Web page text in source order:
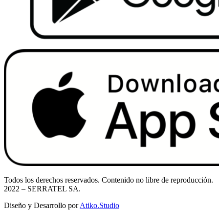
Todos los derechos reservados. Contenido no libre de reproducción.
2022 – SERRATEL SA.
Diseño y Desarrollo porAtiko.Studio